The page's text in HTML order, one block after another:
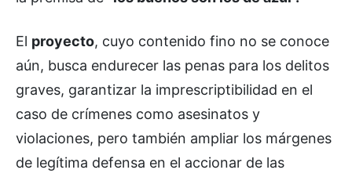
El proyecto, cuyo contenido fino no se conoce
aún, busca endurecer las penas para los delitos
graves, garantizar la imprescriptibilidad en el
caso de crímenes como asesinatos y
violaciones, pero también ampliar los márgenes
de legítima defensa en el accionar de las